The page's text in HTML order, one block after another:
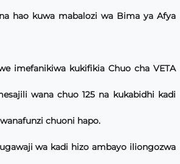
hao kuwa mabalozi wa Bima ya Afya
imefanikiwa kukifikia Chuo cha VETA
wana chuo 125 na kukabidhi kadi
chuoni hapo.
wa kadi hizo ambayo iliongozwa